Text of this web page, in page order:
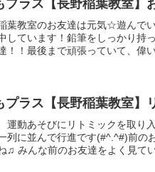
プラス【長野稲葉教室】
葉教室のお友達は元気☆遊んで
しています！鉛筆をしっかり
！！最後まで頑張っていて、偉
プラス【長野稲葉教室】
運動あそびにリトミックを取り
列に並んで行進です(#^.^#)前の
♫ みんな前のお友達をよく見て